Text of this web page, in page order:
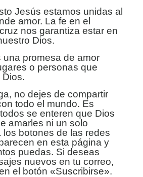
Jesús estamos unidas al
amor. La fe en el
nos garantiza estar en
Dios.
una promesa de amor
o personas que
no dejes de compartir
todo el mundo. Es
se enteren que Dios
amarles ni un solo
los botones de las redes
en esta página y
puedas. Si deseas
nuevos en tu correo,
el botón «Suscribirse».